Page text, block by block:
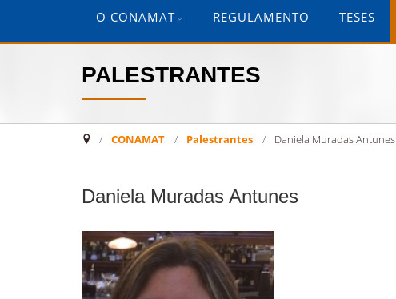
O CONAMAT REGULAMENTO TESES
PALESTRANTES
CONAMAT Palestrantes Daniela Muradas Antunes
Daniela Muradas Antunes